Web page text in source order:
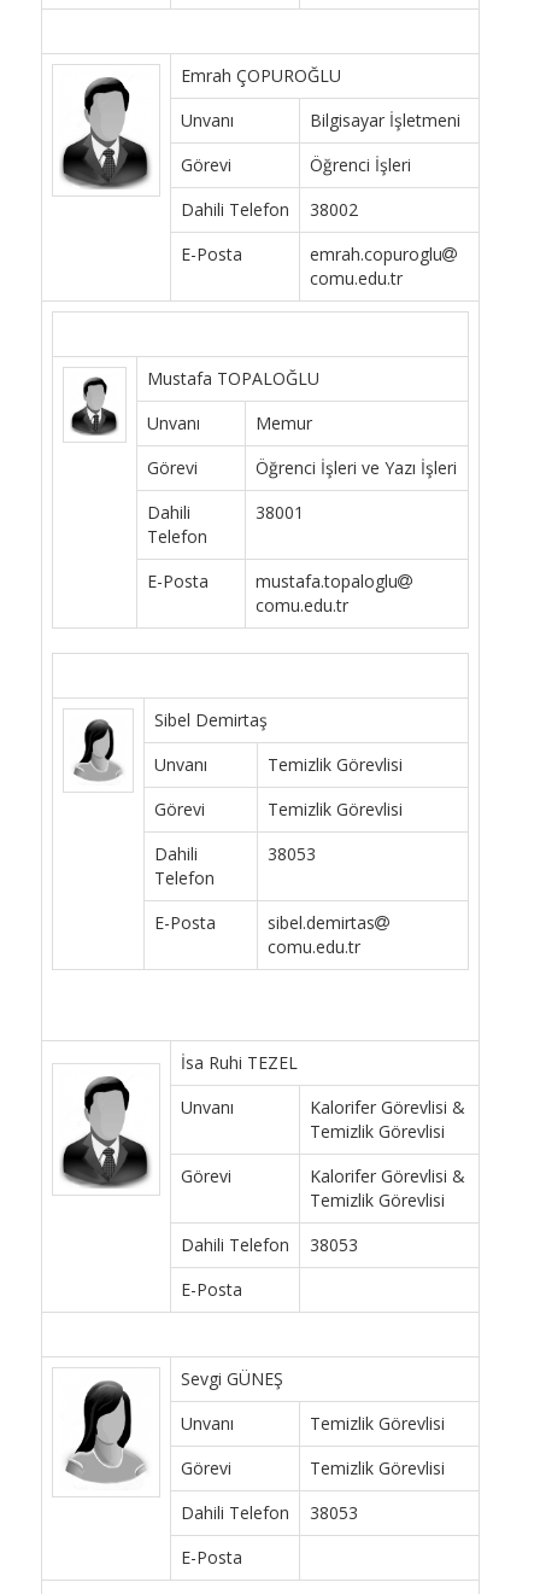
Emrah ÇOPUROĞLU
Unvanı
Bilgisayar İşletmeni
Görevi
Öğrenci İşleri
Dahili Telefon
38002
E-Posta
emrah.copuroglu
comu.edu.tr
Mustafa TOPALOĞLU
Unvanı
Memur
Görevi
Öğrenci İşleri ve Yazı İşleri
Dahili
Telefon
38001
E-Posta
mustafa.topaloglu
comu.edu.tr
Sibel Demirtaş
Unvanı
Temizlik Görevlisi
Görevi
Temizlik Görevlisi
Dahili
Telefon
38053
E-Posta
sibel.demirtas
comu.edu.tr
İsa Ruhi TEZEL
Unvanı
Kalorifer Görevlisi &
Temizlik Görevlisi
Görevi
Kalorifer Görevlisi &
Temizlik Görevlisi
Dahili Telefon
38053
E-Posta
Sevgi GÜNEŞ
Unvanı
Temizlik Görevlisi
Görevi
Temizlik Görevlisi
Dahili Telefon
38053
E-Posta